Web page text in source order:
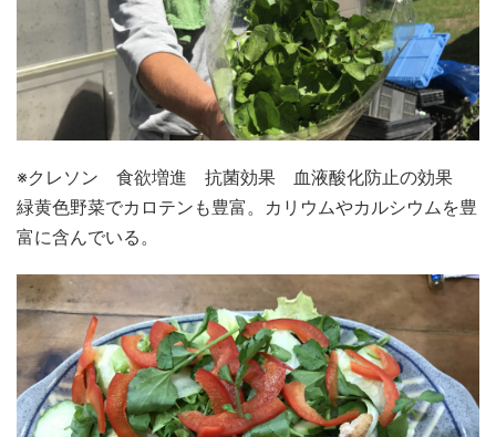
※クレソン 食欲増進 抗菌効果 血液酸化防止の効果
緑黄色野菜でカロテンも豊富。カリウムやカルシウムを豊
富に含んでいる。